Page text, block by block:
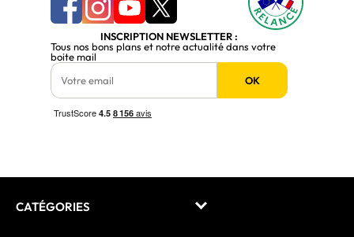
INSCRIPTION NEWSLETTER :
Tous nos bons plans et notre actualité dans votre
boite mail
OK
CATÉGORIES